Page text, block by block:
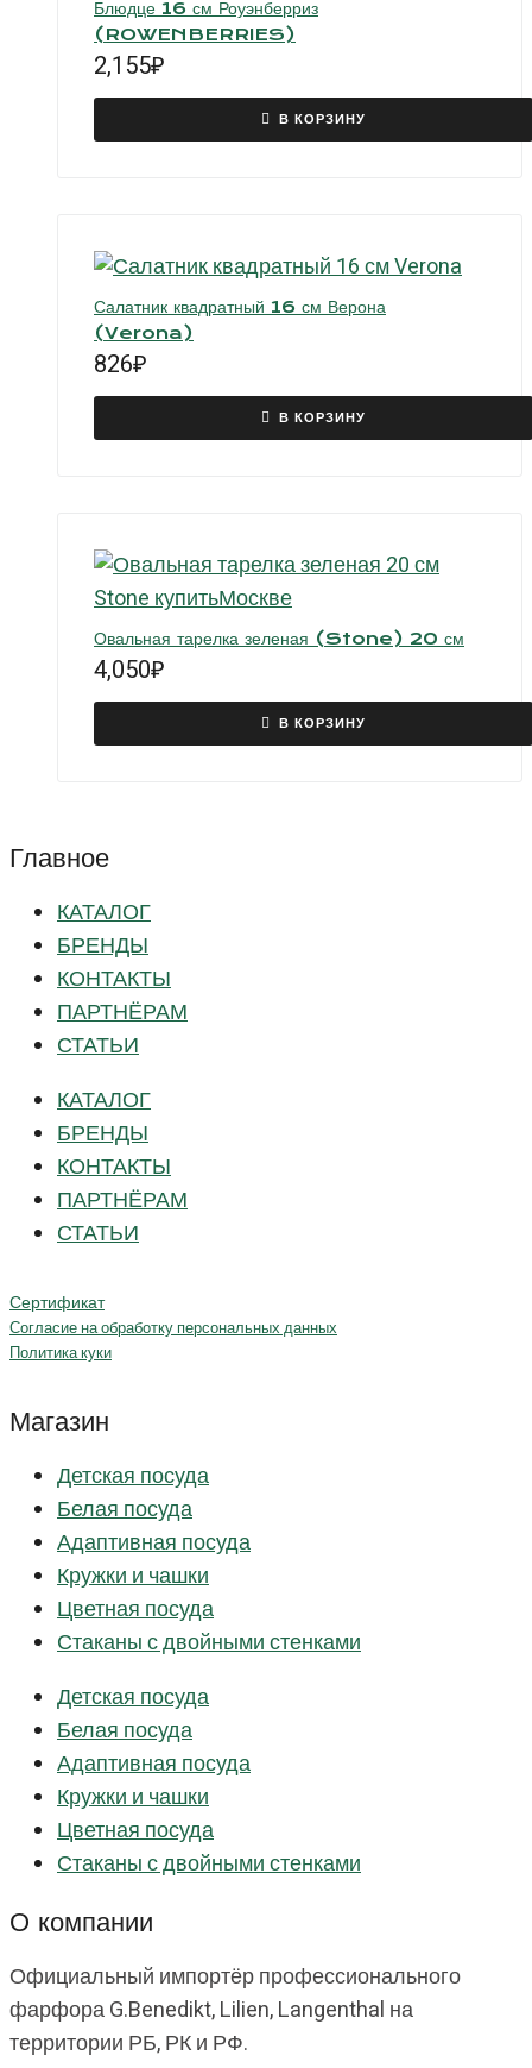
Блюдце 16 см Роуэнберриз
(ROWENBERRIES)
2,155₽
В КОРЗИНУ
Салатник квадратный 16 см Верона
(Verona)
826₽
В КОРЗИНУ
Овальная тарелка зеленая (Stone) 20 см
4,050₽
В КОРЗИНУ
Главное
КАТАЛОГ
БРЕНДЫ
КОНТАКТЫ
ПАРТНЁРАМ
СТАТЬИ
КАТАЛОГ
БРЕНДЫ
КОНТАКТЫ
ПАРТНЁРАМ
СТАТЬИ
Сертификат
Согласие на обработку персональных данных
Политика куки
Магазин
Детская посуда
Белая посуда
Адаптивная посуда
Кружки и чашки
Цветная посуда
Стаканы с двойными стенками
Детская посуда
Белая посуда
Адаптивная посуда
Кружки и чашки
Цветная посуда
Стаканы с двойными стенками
О компании
Официальный импортёр профессионального
фарфора G.Benedikt, Lilien, Langenthal на
территории РБ, РК и РФ.